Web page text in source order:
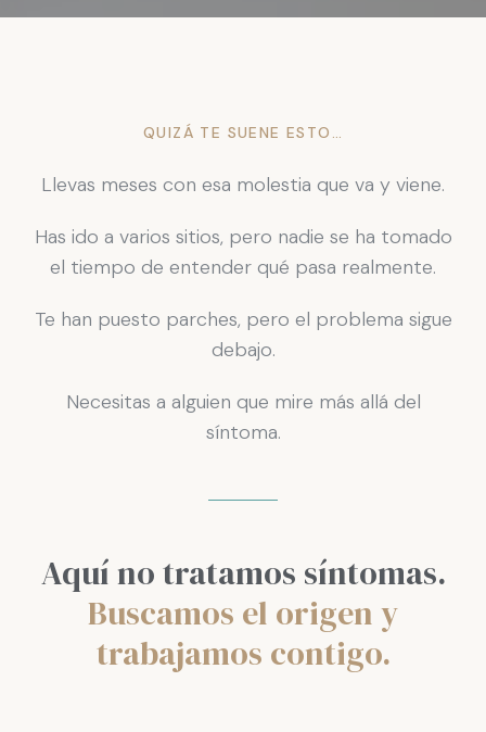
QUIZÁ TE SUENE ESTO…
Llevas meses con esa molestia que va y viene.
Has ido a varios sitios, pero nadie se ha tomado
el tiempo de entender qué pasa realmente.
Te han puesto parches, pero el problema sigue
debajo.
Necesitas a alguien que mire más allá del
síntoma.
Aquí no tratamos síntomas.
Buscamos el origen y
trabajamos contigo.